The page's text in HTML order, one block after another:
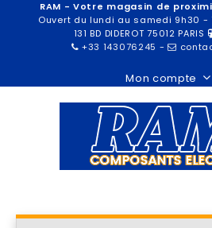
RAM - Votre magasin de
Ouvert du lundi au samedi 9h30 -
131 BD DIDEROT 75012 PARIS
+33 143076245 -
Mon compte